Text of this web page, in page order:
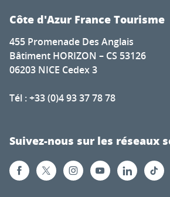
Côte d'Azur France Tourisme
455 Promenade Des Anglais
Bâtiment HORIZON – CS 53126
06203 NICE Cedex 3
Tél : +33 (0)4 93 37 78 78
Suivez-nous sur les réseaux